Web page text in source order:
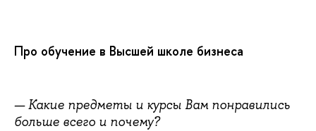
Про обучение в Высшей школе бизнеса
— Какие предметы и курсы Вам понравились
больше всего и почему?